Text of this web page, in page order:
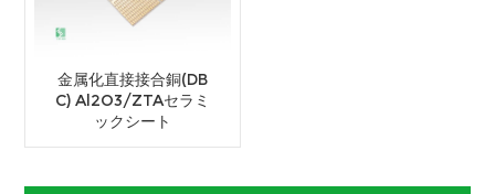
金属化直接接合銅(DB
C) Al2O3/ZTAセラミ
ックシート